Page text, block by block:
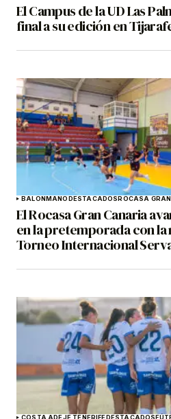
El Campus de la UD Las
final a su edición en
BALONMANODESTACADOSROCASA
El Rocasa Gran Canaria
en la pretemporada con la
Torneo Internacional
COSTA ADEJE TENERIFEDESTACADOS